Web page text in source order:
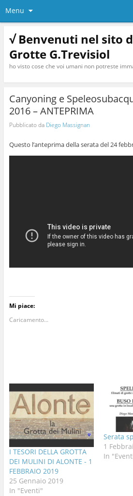
Menu
√ Benvenuti nel sito
Grotte G.Trevisiol
ho visto cose che voi umani non potreste
Canyoning e
2016 – ANTEPRIMA
Pubblicato da Diego Massignan
Questo l’anteprima della serata del 24
Mi piace:
Caricamento...
I TESORI DELLA GROTTA
DEI MULINI DI ALONTE - 1
FEBBRAIO 2019
25 Gennaio 2019
In "Eventi"
Serata
1
In